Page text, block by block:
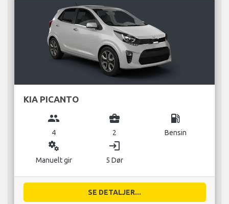
KIA PICANTO
group
4
business_center
2
local_gas_station
Bensin
miscellaneous_services
Manuelt gir
login
5 Dør
SE DETALJER...